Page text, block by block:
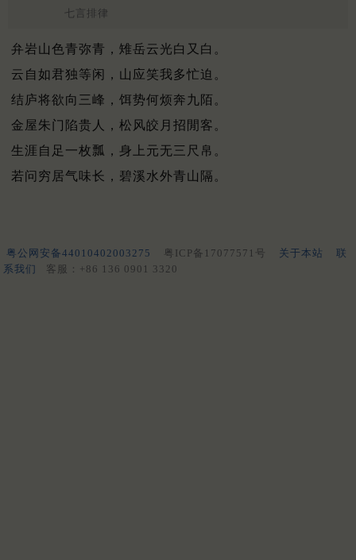
七言排律
弁岩山色青弥青，雉岳云光白又白。
云自如君独等闲，山应笑我多忙迫。
结庐将欲向三峰，饵势何烦奔九陌。
金屋朱门陷贵人，松风皎月招閒客。
生涯自足一枚瓢，身上元无三尺帛。
若问穷居气味长，碧溪水外青山隔。
粤公网安备44010402003275 粤ICP备17077571号 关于本站
联
系我们
客服：+86 136 0901 3320